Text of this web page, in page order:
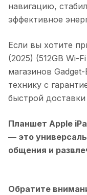
навигацию,
эффективное
Если вы хотите
(2025) (512GB Wi-
магазинов
технику с
быстрой
Планшет Apple
— это
общения и
Обратите